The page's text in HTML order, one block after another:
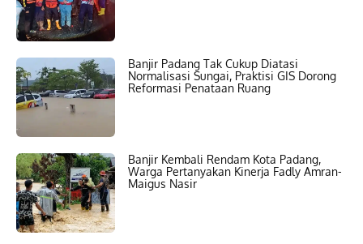
Banjir Padang Tak Cukup Diatasi
Normalisasi Sungai, Praktisi GIS Dorong
Reformasi Penataan Ruang
Banjir Kembali Rendam Kota Padang,
Warga Pertanyakan Kinerja Fadly Amran-
Maigus Nasir